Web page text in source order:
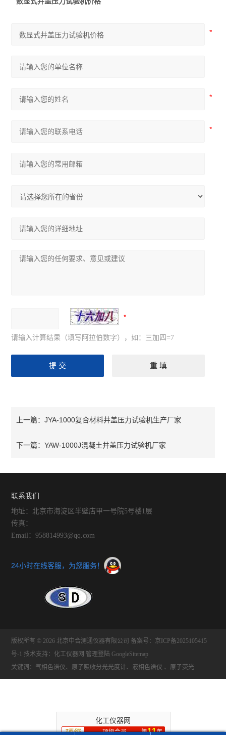
请输入计算结果（填写阿拉伯数字），如：三加四=7
上一篇：JYA-1000复合材料井盖压力试验机生产厂家
下一篇：YAW-1000J混凝土井盖压力试验机厂家
联系我们
地址：北京市海淀区半壁店甲一号院5号楼1层
传真：
Email：958814993@qq.com
24小时在线客服，为您服务！
版权所有 © 2026 北京中合测通仪器有限公司 备案号：京ICP备2025105415
号-1 技术支持： 化工仪器网 管理登陆 GoogleSitemap
关键词：气相色谱仪、原子吸收分光光度计、液相色谱仪 、原子荧光
化工仪器网
顶级会员 第11年